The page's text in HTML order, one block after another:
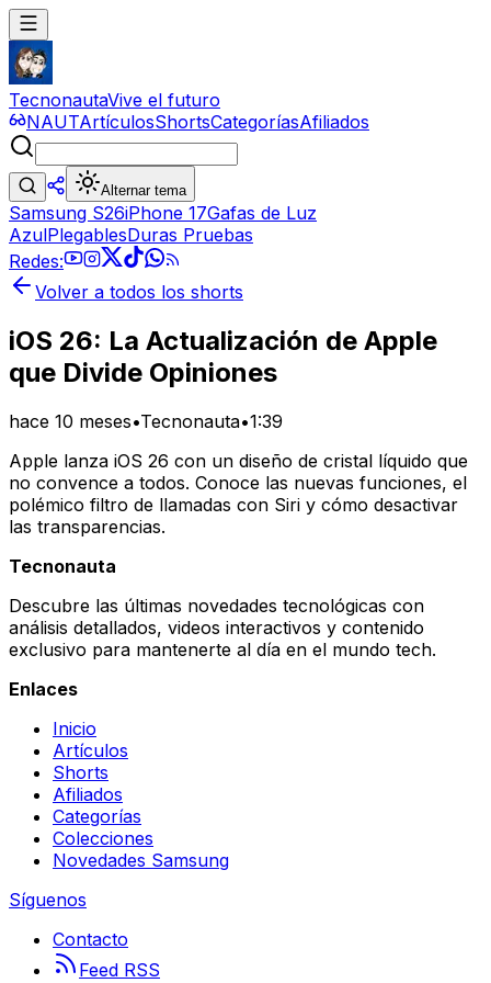
TecnonautaVive el futuro
NAUTArtículosShortsCategoríasAfiliados
Alternar tema
Samsung S26iPhone 17Gafas de Luz
AzulPlegablesDuras Pruebas
Redes:
Volver a todos los shorts
iOS 26: La Actualización de Apple
que Divide Opiniones
hace 10 meses•Tecnonauta•1:39
Apple lanza iOS 26 con un diseño de cristal líquido que
no convence a todos. Conoce las nuevas funciones, el
polémico filtro de llamadas con Siri y cómo desactivar
las transparencias.
Tecnonauta
Descubre las últimas novedades tecnológicas con
análisis detallados, videos interactivos y contenido
exclusivo para mantenerte al día en el mundo tech.
Enlaces
Inicio
Artículos
Shorts
Afiliados
Categorías
Colecciones
Novedades Samsung
Síguenos
Contacto
Feed RSS